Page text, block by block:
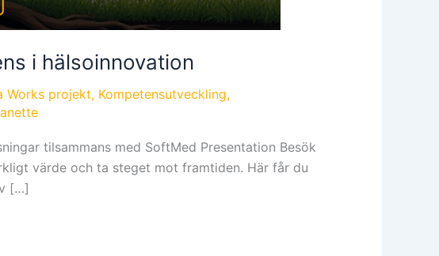
i hälsoinnovation
Works projekt, Kompetensutveckling,
tilsammans med SoftMed Presentation Besök
värde och ta steget mot framtiden. Här får du
[…]